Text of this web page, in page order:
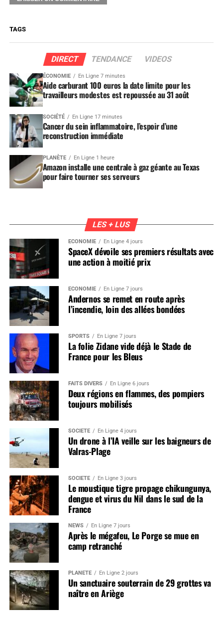
TAGS
DIRECT TENDANCE VIDEOS
ÉCONOMIE En Ligne 7 minutes
Aide carburant 100 euros la date limite pour les
travailleurs modestes est repoussée au 31 août
SOCIÉTÉ En Ligne 17 minutes
Cancer du sein inflammatoire, l’espoir d’une
reconstruction immédiate
PLANÈTE En Ligne 1 heure
Amazon installe une centrale à gaz géante au Texas
pour faire tourner ses serveurs
LES + LUS
ÉCONOMIE En Ligne 4 jours
SpaceX dévoile ses premiers résultats avec
une action à moitié prix
ÉCONOMIE En Ligne 7 jours
Andernos se remet en route après
l’incendie, loin des allées bondées
SPORTS En Ligne 7 jours
La folie Zidane vide déjà le Stade de
France pour les Bleus
FAITS DIVERS En Ligne 6 jours
Deux régions en flammes, des pompiers
toujours mobilisés
SOCIÉTÉ En Ligne 4 jours
Un drone à l’IA veille sur les baigneurs de
Valras-Plage
SOCIÉTÉ En Ligne 3 jours
Le moustique tigre propage chikungunya,
dengue et virus du Nil dans le sud de la
France
NEWS En Ligne 7 jours
Après le mégafeu, Le Porge se mue en
camp retranché
PLANÈTE En Ligne 2 jours
Un sanctuaire souterrain de 29 grottes va
naître en Ariège